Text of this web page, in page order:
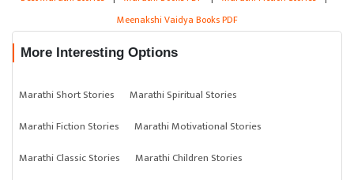
Meenakshi Vaidya Books PDF
More Interesting Options
Marathi Short Stories
Marathi Spiritual Stories
Marathi Fiction Stories
Marathi Motivational Stories
Marathi Classic Stories
Marathi Children Stories